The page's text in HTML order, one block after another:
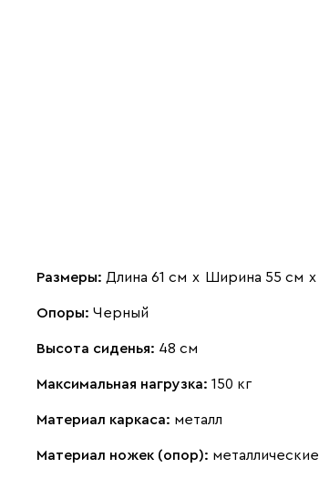
Размеры: Длина 61 см х Ширина 55 см х
Опоры: Черный
Высота сиденья: 48 см
Максимальная нагрузка: 150 кг
Материал каркаса: металл
Материал ножек (опор): металлические